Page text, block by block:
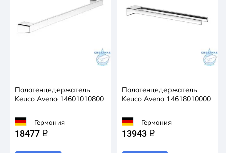
Полотенцедержатель
Keuco Aveno 14601010800
Германия
18477 q
Полотенцедержатель
Keuco Aveno 14618010000
Германия
13943 q